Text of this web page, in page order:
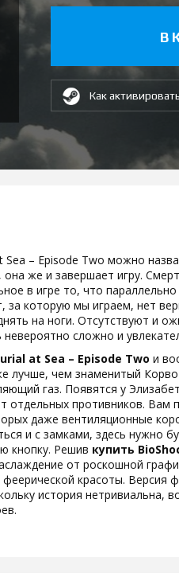
В
Как
– Episode Two можно
же и завершает игру.
в игре то, что параллельно
которую мы играем, нет
на ноги. Отсутствуют и
сложно и
at Sea – Episode Two и
лучше, чем знаменитый
газ. Появятся у
противников. Вам
даже вентиляционные
и с замками, здесь нужно
кнопку. Решив купить
от роскошной
красоты. Версия
история нетривиальна,